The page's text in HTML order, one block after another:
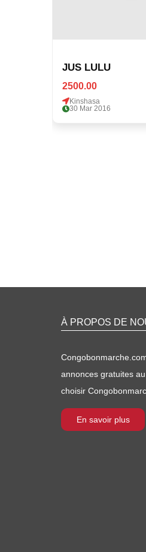
JUS LULU
2500.00
Kinshasa
30 Mar 2016
À PROPOS DE
annonces gratuites
choisir
En savoir plus